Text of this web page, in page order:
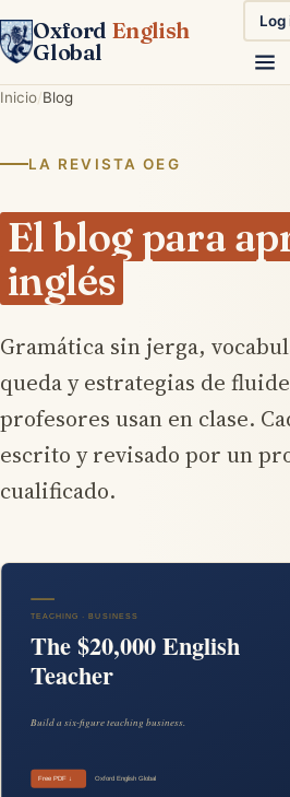
Oxford English
Global
Log
Inicio Blog
LA REVISTA OEG
El blog para
inglés
Gramática sin jerga,
queda y estrategias de
profesores usan en clase.
escrito y revisado por un
cualificado.